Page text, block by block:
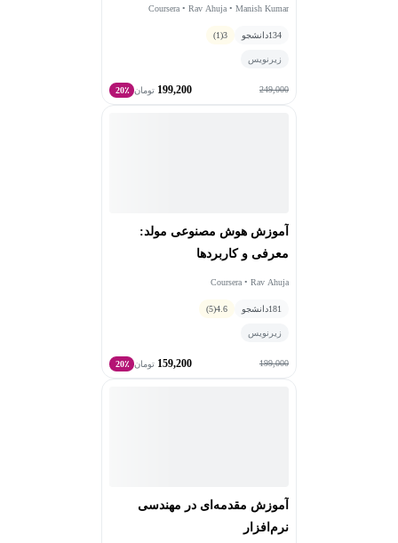
Coursera • Rav Ahuja • Manish Kumar
134دانشجو 3
(1)
زیرنویس
249,000
199,200 تومان 20٪
آموزش هوش مصنوعی مولد:
معرفی و کاربردها
Coursera • Rav Ahuja
181دانشجو 4.6
(5)
زیرنویس
199,000
159,200 تومان 20٪
آموزش مقدمه‌ای در مهندسی
نرم‌افزار